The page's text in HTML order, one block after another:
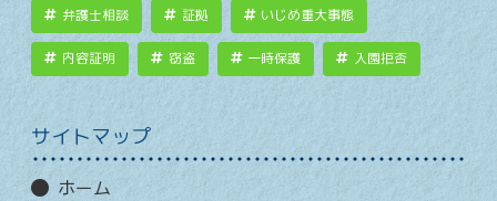
弁護士相談 証拠 いじめ重大事態
内容証明 窃盗 一時保護 入園拒否
サイトマップ
ホーム